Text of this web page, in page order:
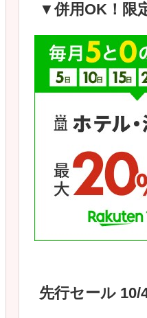
▼併用OK！限
先行セール 10/